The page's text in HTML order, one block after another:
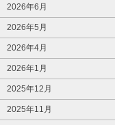
2026年6月
2026年5月
2026年4月
2026年1月
2025年12月
2025年11月